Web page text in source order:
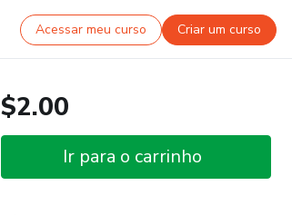
Acessar meu curso Criar um curso
$2.00
Ir para o carrinho